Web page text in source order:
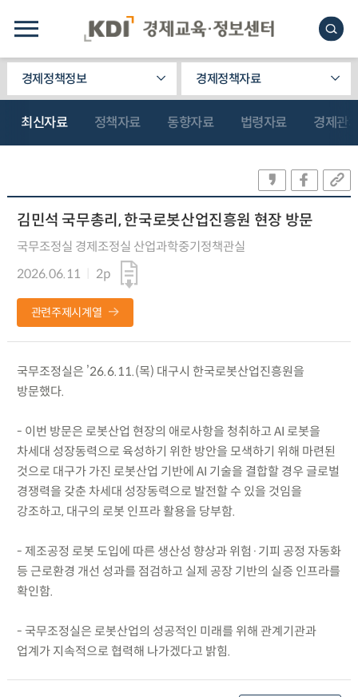
경제정책정보 경제정책자료
최신자료 정책자료 동향자료 법령자료 경제관
김민석 국무총리, 한국로봇산업진흥원 현장 방문
국무조정실 경제조정실 산업과학중기정책관실
2026.06.11
2p
관련주제시계열
국무조정실은 ’26.6.11.(목) 대구시 한국로봇산업진흥원을
방문했다.
- 이번 방문은 로봇산업 현장의 애로사항을 청취하고 AI 로봇을
차세대 성장동력으로 육성하기 위한 방안을 모색하기 위해 마련된
것으로 대구가 가진 로봇산업 기반에 AI 기술을 결합할 경우 글로벌
경쟁력을 갖춘 차세대 성장동력으로 발전할 수 있을 것임을
강조하고, 대구의 로봇 인프라 활용을 당부함.
- 제조공정 로봇 도입에 따른 생산성 향상과 위험·기피 공정 자동화
등 근로환경 개선 성과를 점검하고 실제 공장 기반의 실증 인프라를
확인함.
- 국무조정실은 로봇산업의 성공적인 미래를 위해 관계기관과
업계가 지속적으로 협력해 나가겠다고 밝힘.